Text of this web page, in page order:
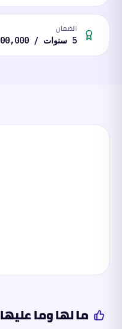
الضمان
5 سنوات / 100,000 كم
ما لها وما عليها